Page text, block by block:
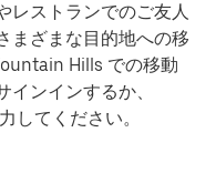
レストランでのご友人
まざまな目的地への移
Hills での移動
ンインするか、
してください。